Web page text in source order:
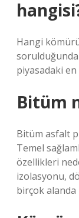
Hangi
piyasadaki
Bitüm
Bitüm asfalt
Temel
özellikleri
izolasyonu,
birçok alanda